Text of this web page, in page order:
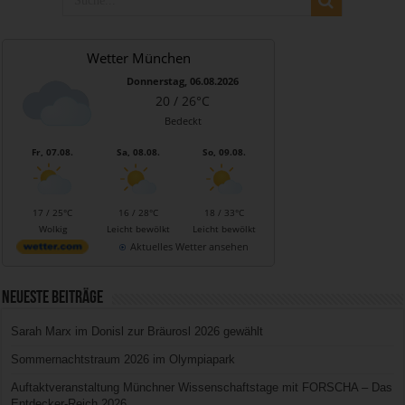
Wetter München
Donnerstag, 06.08.2026
20 / 26°C
Bedeckt
Fr, 07.08.
17 / 25°C
Wolkig
Sa, 08.08.
16 / 28°C
Leicht bewölkt
So, 09.08.
18 / 33°C
Leicht bewölkt
Aktuelles Wetter ansehen
Neueste Beiträge
Sarah Marx im Donisl zur Bräurosl 2026 gewählt
Sommernachtstraum 2026 im Olympiapark
Auftaktveranstaltung Münchner Wissenschaftstage mit FORSCHA – Das